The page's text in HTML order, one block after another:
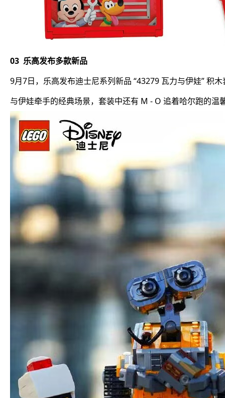
03 乐高发布多款新品
9月7日，乐高发布迪士尼系列新品 “43279 瓦力与伊娃” 积
与伊娃牵手的经典场景，套装中还有 M - O 追着哈尔跑的温